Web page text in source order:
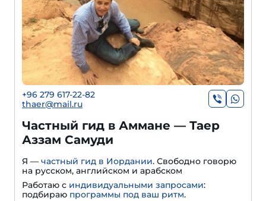
+96 279 617-22-82
thaer@mail.ru
Частный гид в Амма­не — Таер
Аззам Самуди
Я — частный гид в Иордании. Свободно говорю
на русском, английском и арабском
Работаю с индивидуальными запросами:
подбираю программы под ваш ритм.